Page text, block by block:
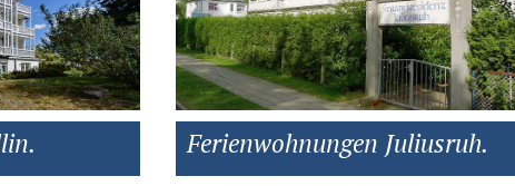
Ferienwohnungen Juliusruh.